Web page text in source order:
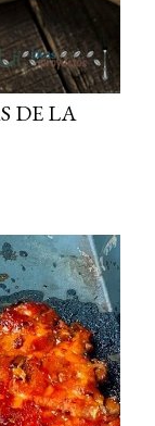
DE LA